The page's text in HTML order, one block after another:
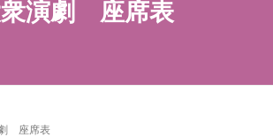
演劇 座席表
座席表